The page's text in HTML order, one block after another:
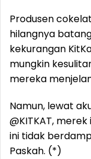
Produsen
hilangnya
kekurangan
mungkin
mereka
Namun, lewat
@KITKAT,
ini tidak
Paskah. (*)